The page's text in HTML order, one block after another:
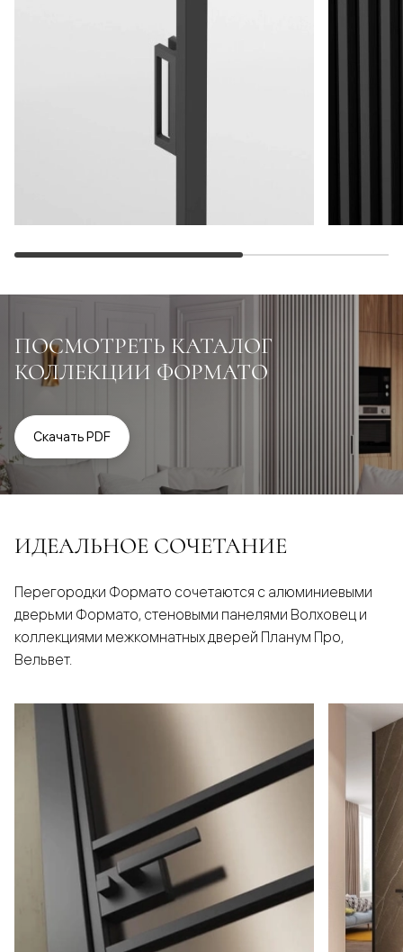
ПОСМОТРЕТЬ КАТАЛОГ
КОЛЛЕКЦИИ ФОРМАТО
Скачать PDF
ИДЕАЛЬНОЕ СОЧЕТАНИЕ
Перегородки Формато сочетаются с алюминиевыми
дверьми Формато, стеновыми панелями Волховец и
коллекциями межкомнатных дверей Планум Про,
Вельвет.